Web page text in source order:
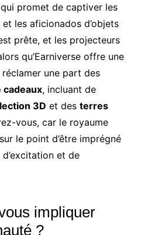
promet de captiver les
et les aficionados d’objets
prête, et les projecteurs
qu’Earniverse offre une
une part des
cadeaux, incluant de
3D et des terres
vous, car le royaume
le point d’être imprégné
d’excitation et de
impliquer
?